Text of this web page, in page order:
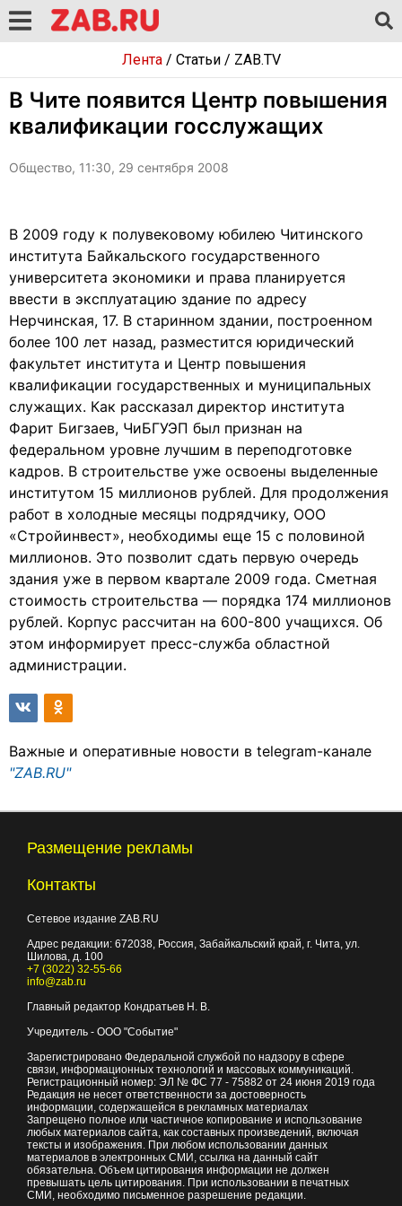
Лента/ Статьи/ ZAB.TV
В Чите появится Центр повышения
квалификации госслужащих
Общество, 11:30, 29 сентября 2008
В 2009 году к полувековому юбилею Читинского
института Байкальского государственного
университета экономики и права планируется
ввести в эксплуатацию здание по адресу
Нерчинская, 17. В старинном здании, построенном
более 100 лет назад, разместится юридический
факультет института и Центр повышения
квалификации государственных и муниципальных
служащих. Как рассказал директор института
Фарит Бигзаев, ЧиБГУЭП был признан на
федеральном уровне лучшим в переподготовке
кадров. В строительстве уже освоены выделенные
институтом 15 миллионов рублей. Для продолжения
работ в холодные месяцы подрядчику, ООО
«Стройинвест», необходимы еще 15 с половиной
миллионов. Это позволит сдать первую очередь
здания уже в первом квартале 2009 года. Сметная
стоимость строительства — порядка 174 миллионов
рублей. Корпус рассчитан на 600-800 учащихся. Об
этом информирует пресс-служба областной
администрации.
Важные и оперативные новости в telegram-канале
"ZAB.RU"
Размещение рекламы
Контакты
Сетевое издание ZAB.RU
Адрес редакции: 672038, Россия, Забайкальский край, г. Чита, ул.
Шилова, д. 100
+7 (3022) 32-55-66
info@zab.ru
Главный редактор Кондратьев Н. В.
Учредитель - ООО "Событие"
Зарегистрировано Федеральной службой по надзору в сфере
связи, информационных технологий и массовых коммуникаций.
Регистрационный номер: ЭЛ № ФС 77 - 75882 от 24 июня 2019 года
Редакция не несет ответственности за достоверность
информации, содержащейся в рекламных материалах
Запрещено полное или частичное копирование и использование
любых материалов сайта, как составных произведений, включая
тексты и изображения. При любом использовании данных
материалов в электронных СМИ, ссылка на данный сайт
обязательна. Объем цитирования информации не должен
превышать цель цитирования. При использовании в печатных
СМИ, необходимо письменное разрешение редакции.